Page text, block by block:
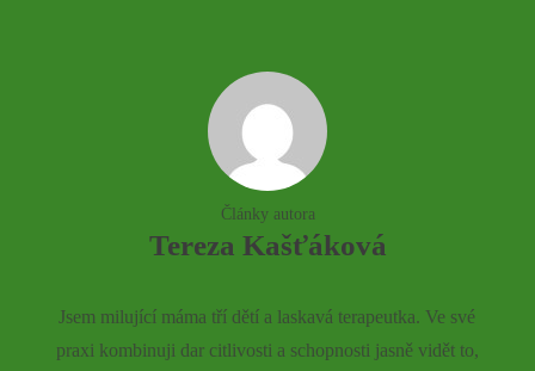
Články autora
Tereza Kašťáková
Jsem milující máma tří dětí a laskavá terapeutka. Ve své
praxi kombinuji dar citlivosti a schopnosti jasně vidět to,